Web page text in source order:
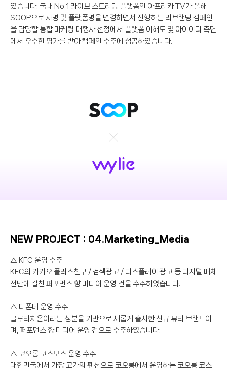
였습니다. 국내 No.1 라이브 스트리밍 플랫폼인 아프리카 TV가 올해
SOOP으로 사명 및 플랫폼명을 변경하면서 진행하는 리브랜딩 캠페인
을 담당할 통합 마케팅 대행사 선정에서 플랫폼 이해도 및 아이이디 측면
에서 우수한 평가를 받아 캠페인 수주에 성공하였습니다.
NEW PROJECT : 04.Marketing_Media
△ KFC 운영 수주
KFC의 카카오 플러스친구 / 검색광고 / 디스플레이 광고 등 디지털 매체
전반에 걸친 퍼포먼스 향 미디어 운영 건을 수주하였습니다.
△ 디폰데 운영 수주
글루타치온이라는 성분을 기반으로 새롭게 출시한 신규 뷰티 브랜드이
며, 퍼포먼스 향 미디어 운영 건으로 수주하였습니다.
△ 코오롱 코스모스 운영 수주
대한민국에서 가장 고가의 펜션으로 코오롱에서 운영하는 코오롱 코스